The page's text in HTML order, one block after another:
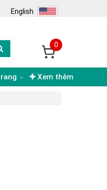
English
0
Xem thêm